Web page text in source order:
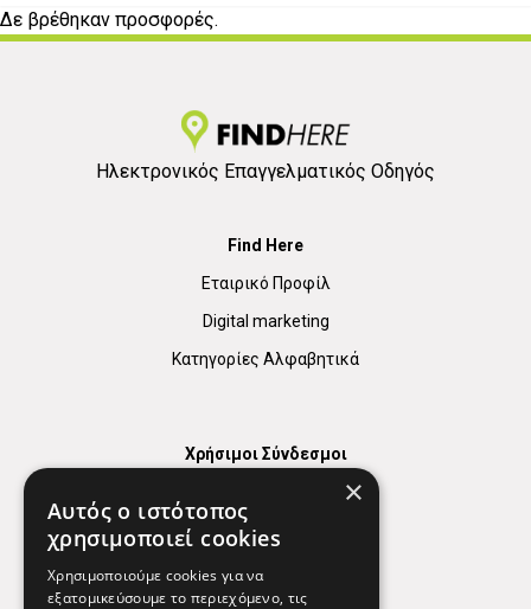
Δε βρέθηκαν προσφορές.
Ηλεκτρονικός Επαγγελματικός Οδηγός
Find Here
Εταιρικό Προφίλ
Digital marketing
Κατηγορίες Αλφαβητικά
Χρήσιμοι Σύνδεσμοι
Χρήσιμα Τηλέφωνα
Εφημερεύοντα Φαρμακεία
×
Αυτός ο ιστότοπος
χρησιμοποιεί cookies
Χρησιμοποιούμε cookies για να
εξατομικεύσουμε το περιεχόμενο, τις